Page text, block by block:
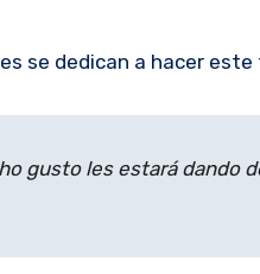
se dedican a hacer
gusto les estará dando